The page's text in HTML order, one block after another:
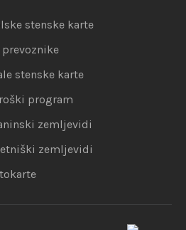
stenske karte
prevoznike
stenske karte
program
zemljevidi
zemljevidi